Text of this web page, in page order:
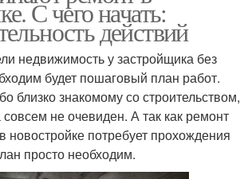
С чего начать:
действий
недвижимость у застройщика без
будет пошаговый план работ.
близко знакомому со строительством,
не очевиден. А так как ремонт
новостройке потребует прохождения
просто необходим.